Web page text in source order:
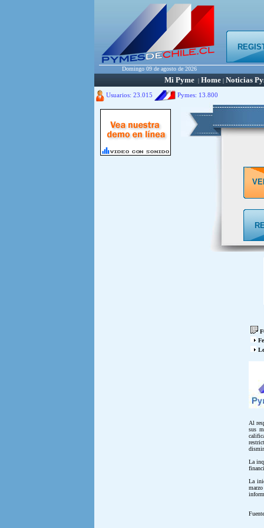
Domingo 09 de agosto de 2026
Mi Pyme | Home | Noticias
Usuarios: 23.015 Pymes: 13.800
Al
sus
La
La